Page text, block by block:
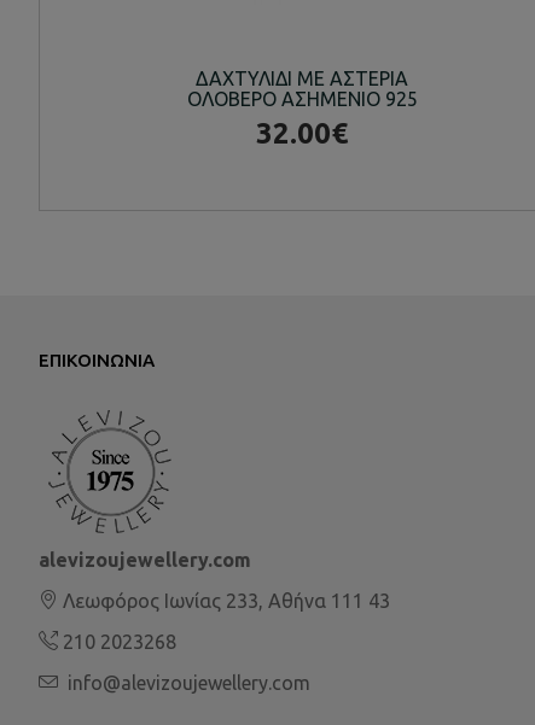
ΔΑΧΤΥΛΙΔΙ ΜΕ ΑΣΤΕΡΙΑ
ΟΛΟΒΕΡΟ ΑΣΗΜΕΝΙΟ 925
32.00€
ΕΠΙΚΟΙΝΩΝΊΑ
alevizoujewellery.com
Λεωφόρος Ιωνίας 233, Αθήνα 111 43
210 2023268
info@alevizoujewellery.com